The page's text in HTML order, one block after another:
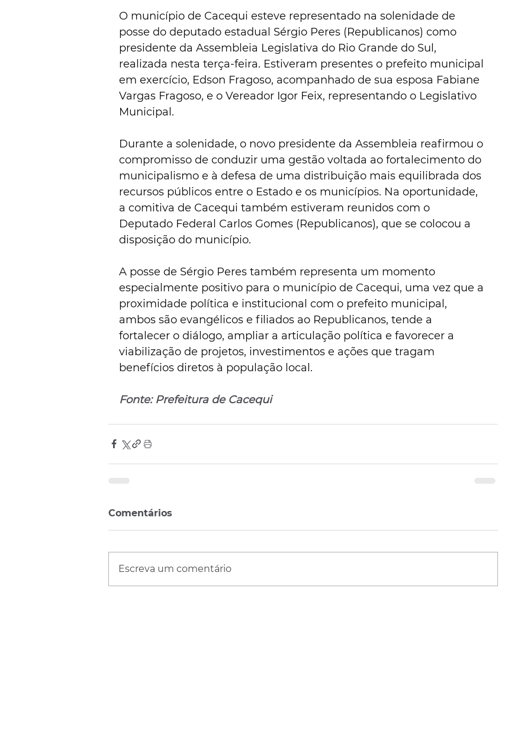
O município de Cacequi esteve representado na solenidade de
posse do deputado estadual Sérgio Peres (Republicanos) como
presidente da Assembleia Legislativa do Rio Grande do Sul,
realizada nesta terça-feira. Estiveram presentes o prefeito municipal
em exercício, Edson Fragoso, acompanhado de sua esposa Fabiane
Vargas Fragoso, e o Vereador Igor Feix, representando o Legislativo
Municipal.
Durante a solenidade, o novo presidente da Assembleia reafirmou o
compromisso de conduzir uma gestão voltada ao fortalecimento do
municipalismo e à defesa de uma distribuição mais equilibrada dos
recursos públicos entre o Estado e os municípios. Na oportunidade,
a comitiva de Cacequi também estiveram reunidos com o
Deputado Federal Carlos Gomes (Republicanos), que se colocou a
disposição do município.
A posse de Sérgio Peres também representa um momento
especialmente positivo para o município de Cacequi, uma vez que a
proximidade política e institucional com o prefeito municipal,
ambos são evangélicos e filiados ao Republicanos, tende a
fortalecer o diálogo, ampliar a articulação política e favorecer a
viabilização de projetos, investimentos e ações que tragam
benefícios diretos à população local.
Fonte: Prefeitura de Cacequi
Comentários
Escreva um comentário